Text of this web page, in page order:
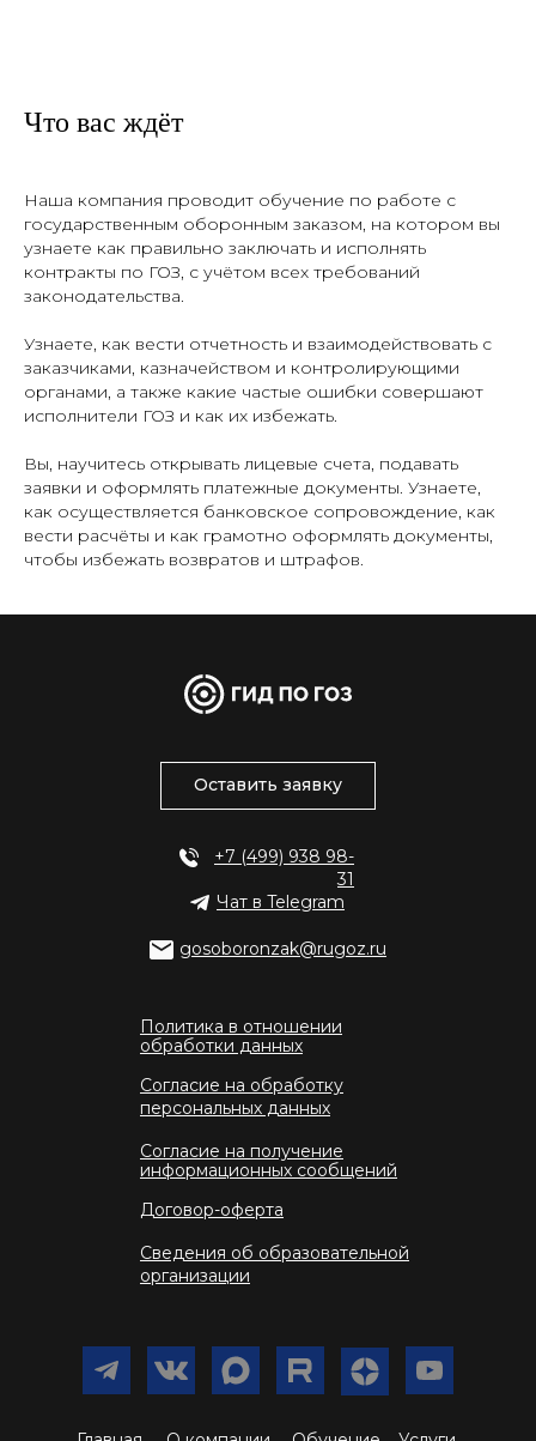
Что вас ждёт
Наша компания проводит обучение по работе с
государственным оборонным заказом, на котором вы
узнаете как правильно заключать и исполнять
контракты по ГОЗ, с учётом всех требований
законодательства.
Узнаете, как вести отчетность и взаимодействовать с
заказчиками, казначейством и контролирующими
органами, а также какие частые ошибки совершают
исполнители ГОЗ и как их избежать.
Вы, научитесь открывать лицевые счета, подавать
заявки и оформлять платежные документы. Узнаете,
как осуществляется банковское сопровождение, как
вести расчёты и как грамотно оформлять документы,
чтобы избежать возвратов и штрафов.
Согласие на обработку
персональных данных
Сведения об образовательной
организации
Оставить заявку
Чат в Telegram
Политика в отношении
обработки данных
Договор-оферта
Согласие на получение
информационных сообщений
gosoboronzak@rugoz.ru
+7 (499) 938 98-
31